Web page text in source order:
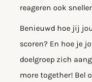
reageren ook
Benieuwd hoe jij
scoren? En hoe je
doelgroep zich
more together! Bel